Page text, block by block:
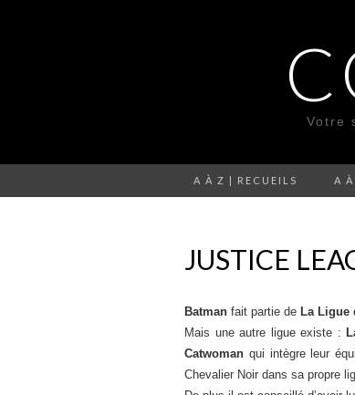
Votre
A À Z | RECUEILS A
JUSTICE
Batman fait partie de La Ligue
Mais une autre ligue existe :
Catwoman qui intègre leur
Chevalier Noir dans sa propre